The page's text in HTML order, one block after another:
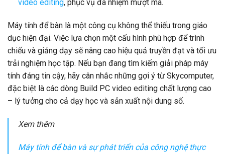
video editing, phục vụ đa nhiệm mượt mà.
Máy tính để bàn là một công cụ không thể thiếu trong giáo
dục hiện đại. Việc lựa chọn một cấu hình phù hợp để trình
chiếu và giảng dạy sẽ nâng cao hiệu quả truyền đạt và tối ưu
trải nghiệm học tập. Nếu bạn đang tìm kiếm giải pháp máy
tính đáng tin cậy, hãy cân nhắc những gợi ý từ Skycomputer,
đặc biệt là các dòng Build PC video editing chất lượng cao
– lý tưởng cho cả dạy học và sản xuất nội dung số.
Xem thêm
Máy tính để bàn và sự phát triển của công nghệ thực